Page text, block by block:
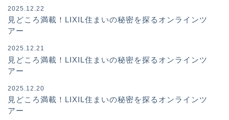
2025.12.22
見どころ満載！LIXIL住まいの秘密を探るオンラインツ
アー
2025.12.21
見どころ満載！LIXIL住まいの秘密を探るオンラインツ
アー
2025.12.20
見どころ満載！LIXIL住まいの秘密を探るオンラインツ
アー